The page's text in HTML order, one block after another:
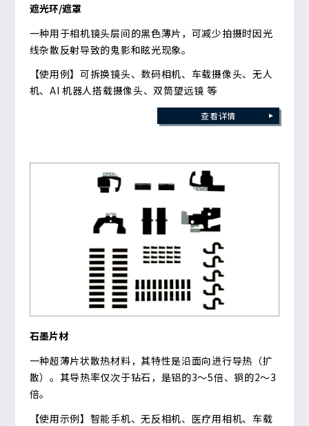
遮光环/遮罩
一种用于相机镜头层间的黑色薄片，可减少拍摄时因光
线杂散反射导致的鬼影和眩光现象。
【使用例】可拆换镜头、数码相机、车载摄像头、无人
机、AI 机器人搭载摄像头、双筒望远镜 等
查看详情
石墨片材
一种超薄片状散热材料，其特性是沿面向进行导热（扩
散）。其导热率仅次于钻石，是铝的3～5倍、铜的2～3
倍。
【使用示例】智能手机、无反相机、医疗用相机、车载